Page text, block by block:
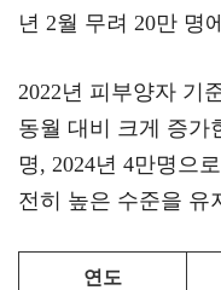
년 2월 무려 20만 명
2022년 피부양자 기
동월 대비 크게 증가
명, 2024년 4만명으
전히 높은 수준을 유
연도